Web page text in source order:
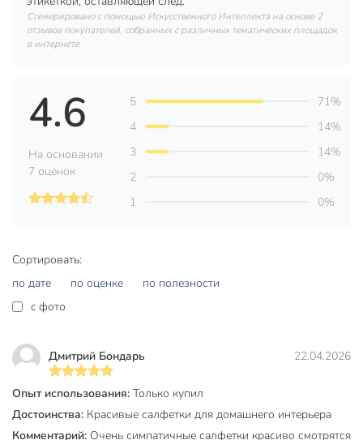
интернет-магазине в Нижнем Новгороде по низким ценам
и с бесплатным самовывозом.
Ширина, см
Длина, см
Количество в наборе, шт
Страна производства
Вес в упаковке
Сгенерировано с помощью Искусственного Интеллекта на основе 2
отзывов покупателей, собранных с различных тематических площадок
в интернете
Сортировать:
по дате
по оценке
по полезности
c фото
Дмитрий Бондарь 22.04.2026
Опыт использования: Только купил
Достоинства: Красивые салфетки для домашнего интерьера
Комментарий: Очень симпатичные салфетки красиво смотрятся
4.6
На основании
7 оценок
5
71%
4
14%
3
14%
2
0%
1
0%